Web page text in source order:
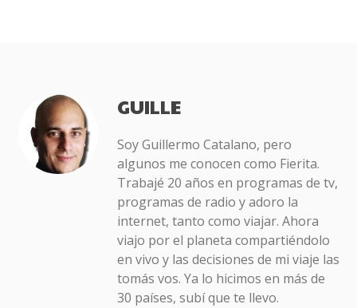
GUILLE
Soy Guillermo Catalano, pero
algunos me conocen como Fierita.
Trabajé 20 años en programas de tv,
programas de radio y adoro la
internet, tanto como viajar. Ahora
viajo por el planeta compartiéndolo
en vivo y las decisiones de mi viaje las
tomás vos. Ya lo hicimos en más de
30 países, subí que te llevo.